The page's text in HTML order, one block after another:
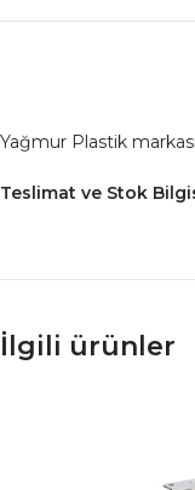
Yağmur Plastik
Teslimat ve Stok
İlgili ürünler